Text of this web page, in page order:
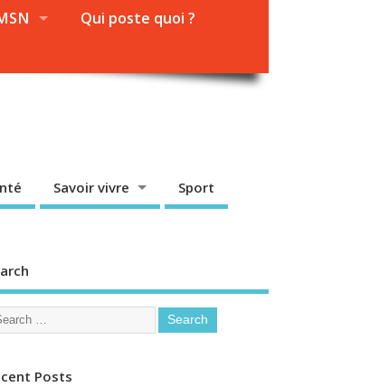
Qui poste quoi ?
Savoir vivre Sport
Posts